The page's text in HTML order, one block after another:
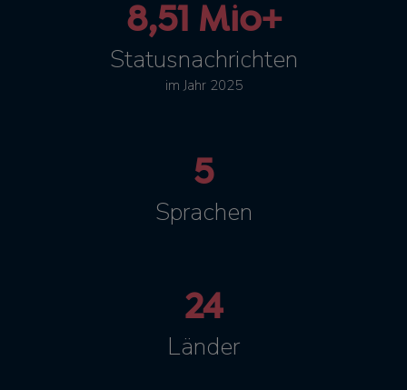
8,51 Mio+
Statusnachrichten
im Jahr 2025
5
Sprachen
24
Länder